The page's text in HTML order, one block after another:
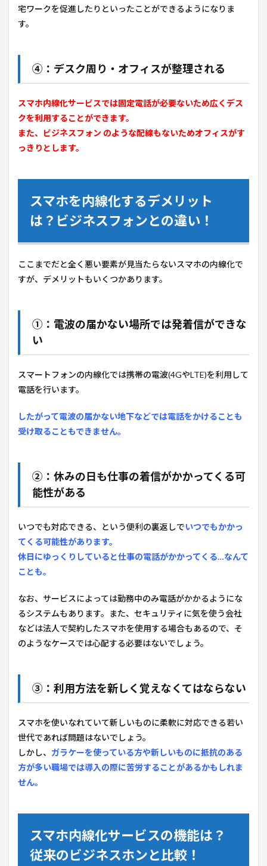
宅ワークを促進したりといったことができるようになりま
す。
④：デスク周り・オフィスが整理される
スマホ内線化サービスでは固定電話が必要ないため広くデス
クを利用することができます。
また、ビジネスフォン のような配線もないためオフィスがす
っきりとします。
スマホを内線化するデメリット
は？ビジネスフォンとの違い！
ここまでだと全く悪い要素が見当たらないスマホの内線化で
すが、デメリットもいくつかあります。
①：電波の届かない場所では発着信ができな
い
スマートフォンの内線化では携帯の電波(4GやLTE)を利用して
電話を行います。
したがって電波の届かない地下などでは電話をかけることも
受け取ることもできません。
②：休みの日も仕事の着信がかかってくる可
能性がある
いつでも対応できる、という便利の裏返しでいつでもかかっ
てくる可能性があります。
休日にゆっくりしていると仕事の電話がかかってくる…なんて
ことも。
なお、サービスによっては勤務中のみ電話がかかるようにな
るシステムもあります。また、セキュリティに気を使う会社
などは法人で契約したスマホを使用する場合もあるので、そ
のようなケースでは心配する必要はないでしょう。
③：利用方法を新しく覚えなくてはならない
スマホを使いなれていて新しいものに柔軟に対応できる若い
世代であれば問題はないでしょう。
しかし、 ガラケーを使っている方や新しいものに抵抗のある
方が多い職場では導入の際に苦労することがあるかもしれま
せん。
スマホ内線化サービスの機能は？
従来のビジネスホンと比較！